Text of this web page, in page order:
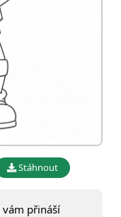
Stáhnout
vám přináší